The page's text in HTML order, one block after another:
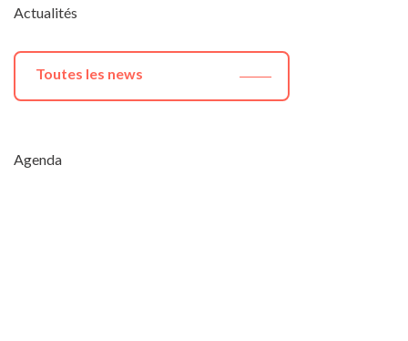
Actualités
Toutes les news
Agenda